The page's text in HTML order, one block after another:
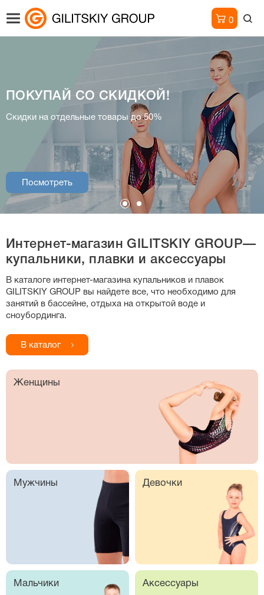
0
ПОКУПАЙ СО СКИДКОЙ!
Скидки на отдельные товары до 50%
Посмотреть
Интернет-магазин
купальники, плавки и аксессуары
Посмотреть
Интернет-магазин GILITSKIY GROUP—
купальники, плавки и аксессуары
В каталоге интернет-магазина купальников и плавок
GILITSKIY GROUP вы найдете все, что необходимо для
занятий в бассейне, отдыха на открытой воде и
сноубординга.
В каталог
Женщины
Мужчины Девочки
Мальчики Аксессуары